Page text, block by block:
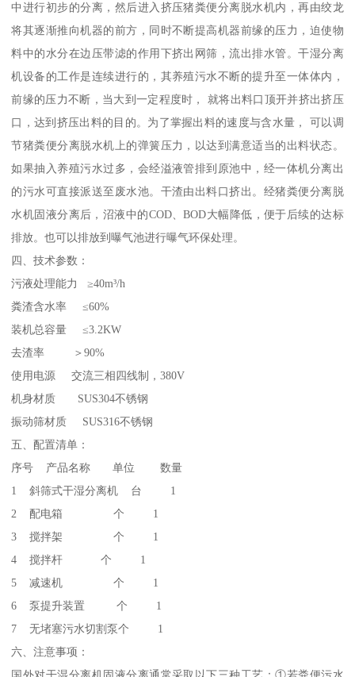
中进行初步的分离，然后进入挤压猪粪便分离脱水机内，再由绞龙
将其逐渐推向机器的前方，同时不断提高机器前缘的压力，迫使物
料中的水分在边压带滤的作用下挤出网筛，流出排水管。干湿分离
机设备的工作是连续进行的，其养殖污水不断的提升至一体体内，
前缘的压力不断，当大到一定程度时， 就将出料口顶开并挤出挤压
口，达到挤压出料的目的。为了掌握出料的速度与含水量， 可以调
节猪粪便分离脱水机上的弹簧压力，以达到满意适当的出料状态。
如果抽入养殖污水过多，会经溢液管排到原池中，经一体机分离出
的污水可直接派送至废水池。干渣由出料口挤出。经猪粪便分离脱
水机固液分离后，沼液中的COD、BOD大幅降低，便于后续的达标
排放。也可以排放到曝气池进行曝气环保处理。
四、技术参数：
污液处理能力 ≥40m³/h
粪渣含水率 ≤60%
装机总容量 ≤3.2KW
去渣率 ＞90%
使用电源 交流三相四线制，380V
机身材质 SUS304不锈钢
振动筛材质 SUS316不锈钢
五、配置清单：
序号 产品名称 单位 数量
1 斜筛式干湿分离机 台 1
2 配电箱 个 1
3 搅拌架 个 1
4 搅拌杆 个 1
5 减速机 个 1
6 泵提升装置 个 1
7 无堵塞污水切割泵个 1
六、注意事项：